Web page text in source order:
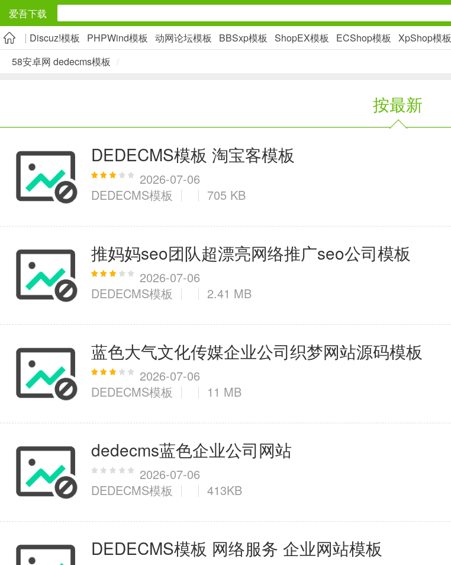
爱吾下载
安卓应用
旅游出行
社交通讯
2千+款应用
实用工具
2万+款应用
资讯阅读
1万+款应用
学习办公
3万+款应用
医疗健康
6千+款应用
2百+款应用
图像拍照
9百+款应用
Discuz!模板 PHPWind模板 动网论坛模板 BBSxp模板 ShopEX模板 ECShop模板 XpShop模板
58安卓网 dedecms模板 /
按最新
DEDECMS模板 淘宝客模板
2026-07-06
DEDECMS模板
705 KB
推妈妈seo团队超漂亮网络推广seo公司模板
2026-07-06
DEDECMS模板
2.41 MB
蓝色大气文化传媒企业公司织梦网站源码模板
2026-07-06
DEDECMS模板
11 MB
dedecms蓝色企业公司网站
2026-07-06
DEDECMS模板
413KB
DEDECMS模板 网络服务 企业网站模板